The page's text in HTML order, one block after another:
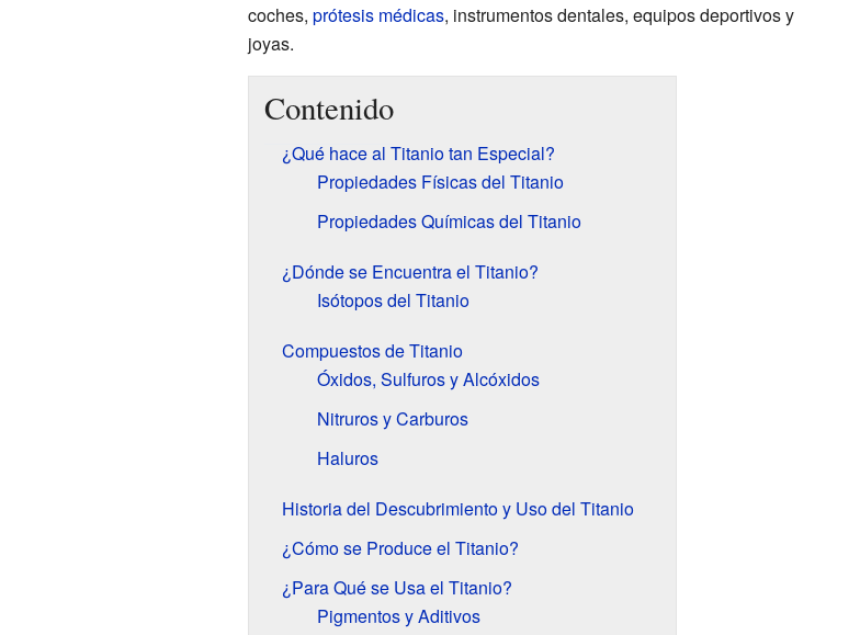
coches, prótesis médicas, instrumentos dentales, equipos deportivos y
joyas.
Contenido
¿Qué hace al Titanio tan Especial?
Propiedades Físicas del Titanio
Propiedades Químicas del Titanio
¿Dónde se Encuentra el Titanio?
Isótopos del Titanio
Compuestos de Titanio
Óxidos, Sulfuros y Alcóxidos
Nitruros y Carburos
Haluros
Historia del Descubrimiento y Uso del Titanio
¿Cómo se Produce el Titanio?
¿Para Qué se Usa el Titanio?
Pigmentos y Aditivos